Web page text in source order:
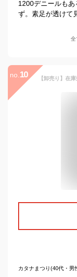
1200デニールも
ず。素足が透けて
全
no. 10
カタナまつり(40代・男